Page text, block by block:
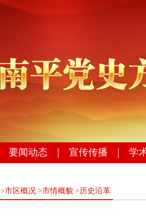
要闻动态 宣传传播 学
>市区概况 >市情概貌 >历史沿革